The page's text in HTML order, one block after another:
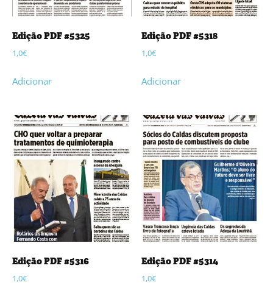
Edição PDF #5325
1,0€
Adicionar
Edição PDF #5318
1,0€
Adicionar
Edição PDF #5316
1,0€
Edição PDF #5314
1,0€